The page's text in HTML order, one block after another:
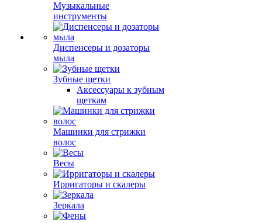
Музыкальные
инструменты
Диспенсеры и дозаторы
мыла
Зубные щетки
Аксессуары к зубным
щеткам
Машинки для стрижки
волос
Весы
Ирригаторы и скалеры
Зеркала